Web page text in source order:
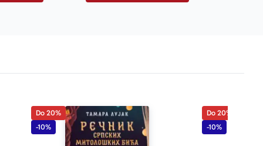
Do 20%
-10%
Do 20%
-10%